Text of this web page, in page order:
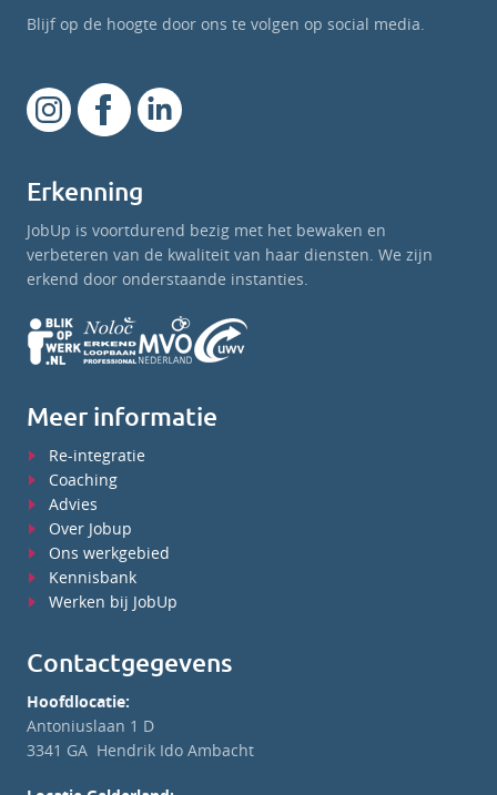
Blijf op de hoogte door ons te volgen op social media.
Erkenning
JobUp is voortdurend bezig met het bewaken en
verbeteren van de kwaliteit van haar diensten. We zijn
erkend door onderstaande instanties.
Meer informatie
Re-integratie
Coaching
Advies
Over Jobup
Ons werkgebied
Kennisbank
Werken bij JobUp
Contactgegevens
Hoofdlocatie:
Antoniuslaan 1 D
3341 GA Hendrik Ido Ambacht